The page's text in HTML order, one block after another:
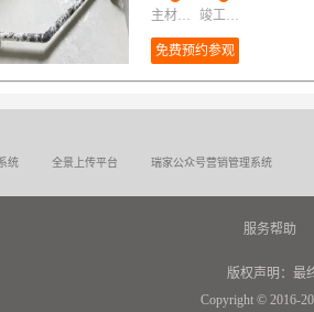
主材安装 竣工验收
免费预约参观
统 全景上传平台 瑞家公众号营销管理系统
服务帮助
版权声明：最
Copyright © 2016-